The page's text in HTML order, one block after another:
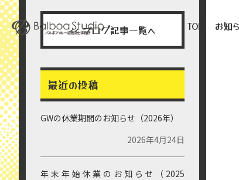
TOP お知
■ バルボア・スタジオの家づくり by バルボア・スタジオ